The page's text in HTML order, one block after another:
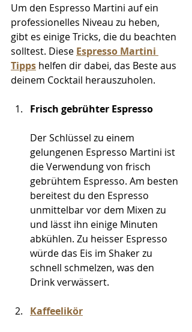
Um den Espresso Martini auf ein
professionelles Niveau zu heben,
gibt es einige Tricks, die du beachten
solltest. Diese Espresso Martini
Tipps helfen dir dabei, das Beste aus
deinem Cocktail herauszuholen.
Frisch gebrühter Espresso
Der Schlüssel zu einem
gelungenen Espresso Martini ist
die Verwendung von frisch
gebrühtem Espresso. Am besten
bereitest du den Espresso
unmittelbar vor dem Mixen zu
und lässt ihn einige Minuten
abkühlen. Zu heisser Espresso
würde das Eis im Shaker zu
schnell schmelzen, was den
Drink verwässert.
Kaffeelikör